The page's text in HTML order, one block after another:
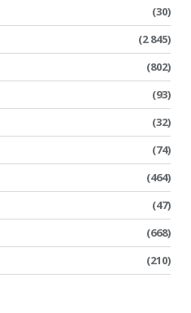
(30)
(2 845)
(802)
(93)
(32)
(74)
(464)
(47)
(668)
(210)